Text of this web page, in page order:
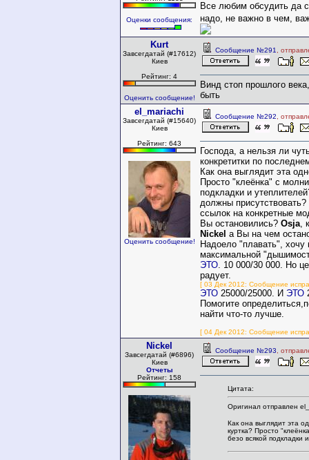
Оценки сообщения:
Все любим обсудить да
надо, не важно в чем,
Kurt
Завсегдатай (#17612)
Киев
Рейтинг: 4
Оценить сообщение!
Сообщение №291 ,
Винд стоп прошлого
быть
el_mariachi
Завсегдатай (#15640)
Киев
Рейтинг: 643
Оценить сообщение!
Сообщение №292 ,
Господа, а нельзя ли
конкретитки по
Как она выглядит эта
Просто "клеёнка" с
подкладки и
должны
ссылок на конкретные
Вы остановились? Osja,
Nickel а Вы на чем
Надоело "плавать", хочу
максимальной
ЭТО. 10 000/30 000. Но
радует.
[ 03 Дек 2012: Сообщение
ЭТО 25000/25000. И ЭТО
Помогите
найти что-то лучше.
[ 04 Дек 2012: Сообщение
Nickel
Завсегдатай (#6896)
Киев
Отчеты
Рейтинг: 158
Сообщение №293 ,
Цитата:
Оригинал отправлен
Как она выглядит эта
куртка? Просто
безо всякой подкладки